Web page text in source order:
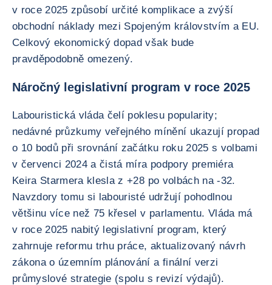
v roce 2025 způsobí určité komplikace a zvýší
obchodní náklady mezi Spojeným královstvím a EU.
Celkový ekonomický dopad však bude
pravděpodobně omezený.
Náročný legislativní program v roce 2025
Labouristická vláda čelí poklesu popularity;
nedávné průzkumy veřejného mínění ukazují propad
o 10 bodů při srovnání začátku roku 2025 s volbami
v červenci 2024 a čistá míra podpory premiéra
Keira Starmera klesla z +28 po volbách na -32.
Navzdory tomu si labouristé udržují pohodlnou
většinu více než 75 křesel v parlamentu. Vláda má
v roce 2025 nabitý legislativní program, který
zahrnuje reformu trhu práce, aktualizovaný návrh
zákona o územním plánování a finální verzi
průmyslové strategie (spolu s revizí výdajů).